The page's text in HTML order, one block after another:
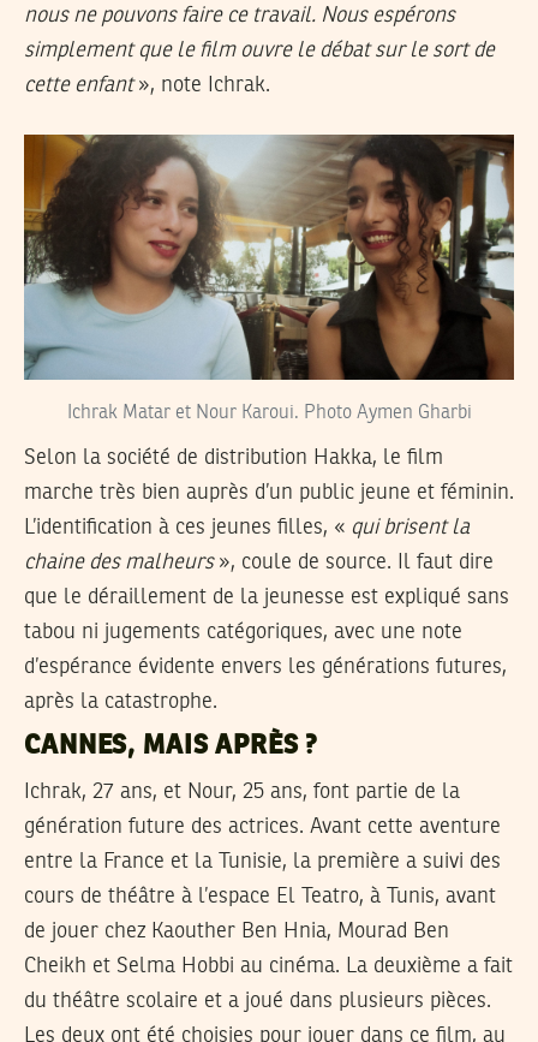
nous ne pouvons faire ce travail. Nous espérons
simplement que le film ouvre le débat sur le sort de
cette enfant», note Ichrak.
Ichrak Matar et Nour Karoui. Photo Aymen Gharbi
Selon la société de distribution Hakka, le film
marche très bien auprès d’un public jeune et féminin.
L’identification à ces jeunes filles, « qui brisent la
chaine des malheurs», coule de source. Il faut dire
que le déraillement de la jeunesse est expliqué sans
tabou ni jugements catégoriques, avec une note
d’espérance évidente envers les générations futures,
après la catastrophe.
CANNES, MAIS APRÈS ?
Ichrak, 27 ans, et Nour, 25 ans, font partie de la
génération future des actrices. Avant cette aventure
entre la France et la Tunisie, la première a suivi des
cours de théâtre à l’espace El Teatro, à Tunis, avant
de jouer chez Kaouther Ben Hnia, Mourad Ben
Cheikh et Selma Hobbi au cinéma. La deuxième a fait
du théâtre scolaire et a joué dans plusieurs pièces.
Les deux ont été choisies pour jouer dans ce film, au